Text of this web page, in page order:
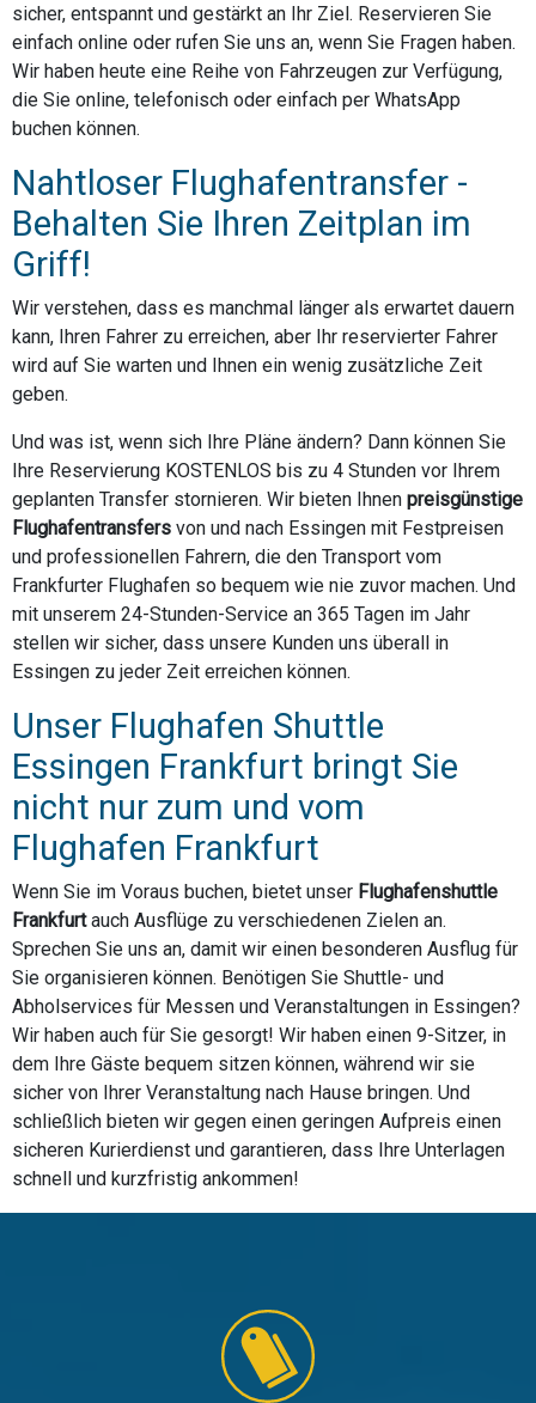
sicher, entspannt und gestärkt an Ihr Ziel. Reservieren Sie
einfach online oder rufen Sie uns an, wenn Sie Fragen haben.
Wir haben heute eine Reihe von Fahrzeugen zur Verfügung,
die Sie online, telefonisch oder einfach per WhatsApp
buchen können.
Nahtloser Flughafentransfer -
Behalten Sie Ihren Zeitplan im
Griff!
Wir verstehen, dass es manchmal länger als erwartet dauern
kann, Ihren Fahrer zu erreichen, aber Ihr reservierter Fahrer
wird auf Sie warten und Ihnen ein wenig zusätzliche Zeit
geben.
Und was ist, wenn sich Ihre Pläne ändern? Dann können Sie
Ihre Reservierung KOSTENLOS bis zu 4 Stunden vor Ihrem
geplanten Transfer stornieren. Wir bieten Ihnen preisgünstige
Flughafentransfers von und nach Essingen mit Festpreisen
und professionellen Fahrern, die den Transport vom
Frankfurter Flughafen so bequem wie nie zuvor machen. Und
mit unserem 24-Stunden-Service an 365 Tagen im Jahr
stellen wir sicher, dass unsere Kunden uns überall in
Essingen zu jeder Zeit erreichen können.
Unser Flughafen Shuttle
Essingen Frankfurt bringt Sie
nicht nur zum und vom
Flughafen Frankfurt
Wenn Sie im Voraus buchen, bietet unser Flughafenshuttle
Frankfurtauch Ausflüge zu verschiedenen Zielen an.
Sprechen Sie uns an, damit wir einen besonderen Ausflug für
Sie organisieren können. Benötigen Sie Shuttle- und
Abholservices für Messen und Veranstaltungen in Essingen?
Wir haben auch für Sie gesorgt! Wir haben einen 9-Sitzer, in
dem Ihre Gäste bequem sitzen können, während wir sie
sicher von Ihrer Veranstaltung nach Hause bringen. Und
schließlich bieten wir gegen einen geringen Aufpreis einen
sicheren Kurierdienst und garantieren, dass Ihre Unterlagen
schnell und kurzfristig ankommen!